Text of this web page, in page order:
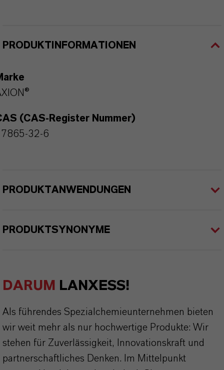
PRODUKTINFORMATIONEN
(CAS-Register Nummer)
32-6
PRODUKTANWENDUNGEN
PRODUKTSYNONYME
DARUM LANXESS!
Als führendes Spezialchemieunternehmen bieten
wir weit mehr als nur hochwertige Produkte: Wir
stehen für Zuverlässigkeit, Innovationskraft und
partnerschaftliches Denken. Im Mittelpunkt